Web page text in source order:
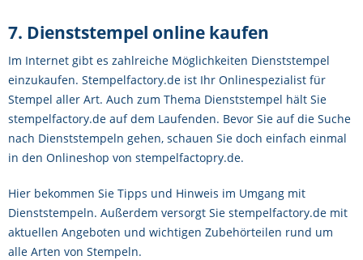
7. Dienststempel online kaufen
Im Internet gibt es zahlreiche Möglichkeiten Dienststempel
einzukaufen. Stempelfactory.de ist Ihr Onlinespezialist für
Stempel aller Art. Auch zum Thema Dienststempel hält Sie
stempelfactory.de auf dem Laufenden. Bevor Sie auf die Suche
nach Dienststempeln gehen, schauen Sie doch einfach einmal
in den Onlineshop von stempelfactopry.de.
Hier bekommen Sie Tipps und Hinweis im Umgang mit
Dienststempeln. Außerdem versorgt Sie stempelfactory.de mit
aktuellen Angeboten und wichtigen Zubehörteilen rund um
alle Arten von Stempeln.